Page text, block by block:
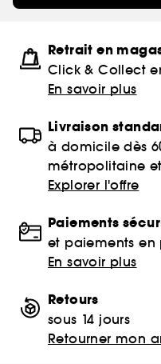
Retrait en
Click & Collect
En savoir plus
Livraison
à domicile dès
métropolitaine
Explorer l'offre
Paiements
et paiements en
En savoir plus
Retours
sous 14 jours
Retourner mon